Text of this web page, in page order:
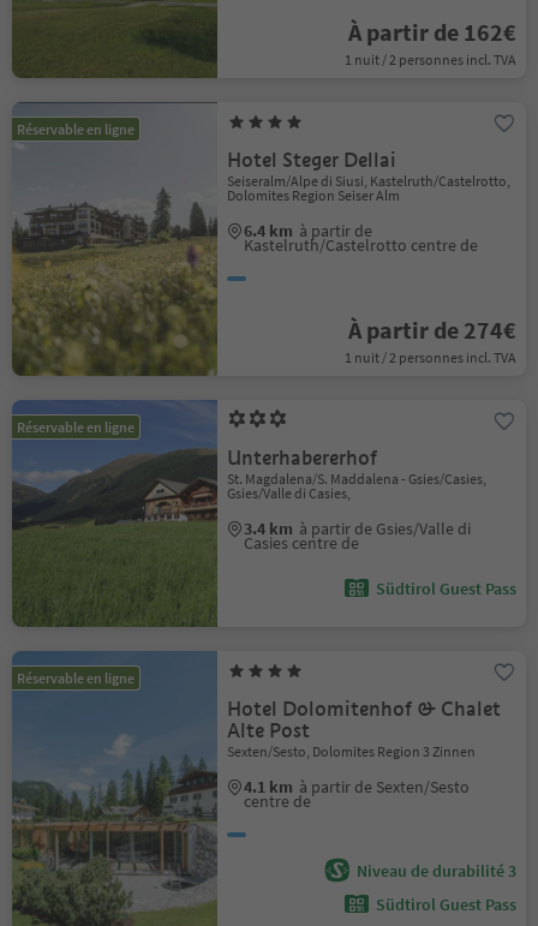
À partir de 162€
1 nuit / 2 personnes incl. TVA
Réservable en ligne
Hotel Steger Dellai
Seiseralm/Alpe di Siusi, Kastelruth/Castelrotto,
Dolomites Region Seiser Alm
6.4 km à partir de
Kastelruth/Castelrotto centre de
À partir de 274€
1 nuit / 2 personnes incl. TVA
Réservable en ligne
Unterhabererhof
St. Magdalena/S. Maddalena - Gsies/Casies,
Gsies/Valle di Casies,
3.4 km à partir de Gsies/Valle di
Casies centre de
Südtirol Guest Pass
Réservable en ligne
Hotel Dolomitenhof & Chalet
Alte Post
Sexten/Sesto, Dolomites Region 3 Zinnen
4.1 km à partir de Sexten/Sesto
centre de
Niveau de durabilité 3
Südtirol Guest Pass